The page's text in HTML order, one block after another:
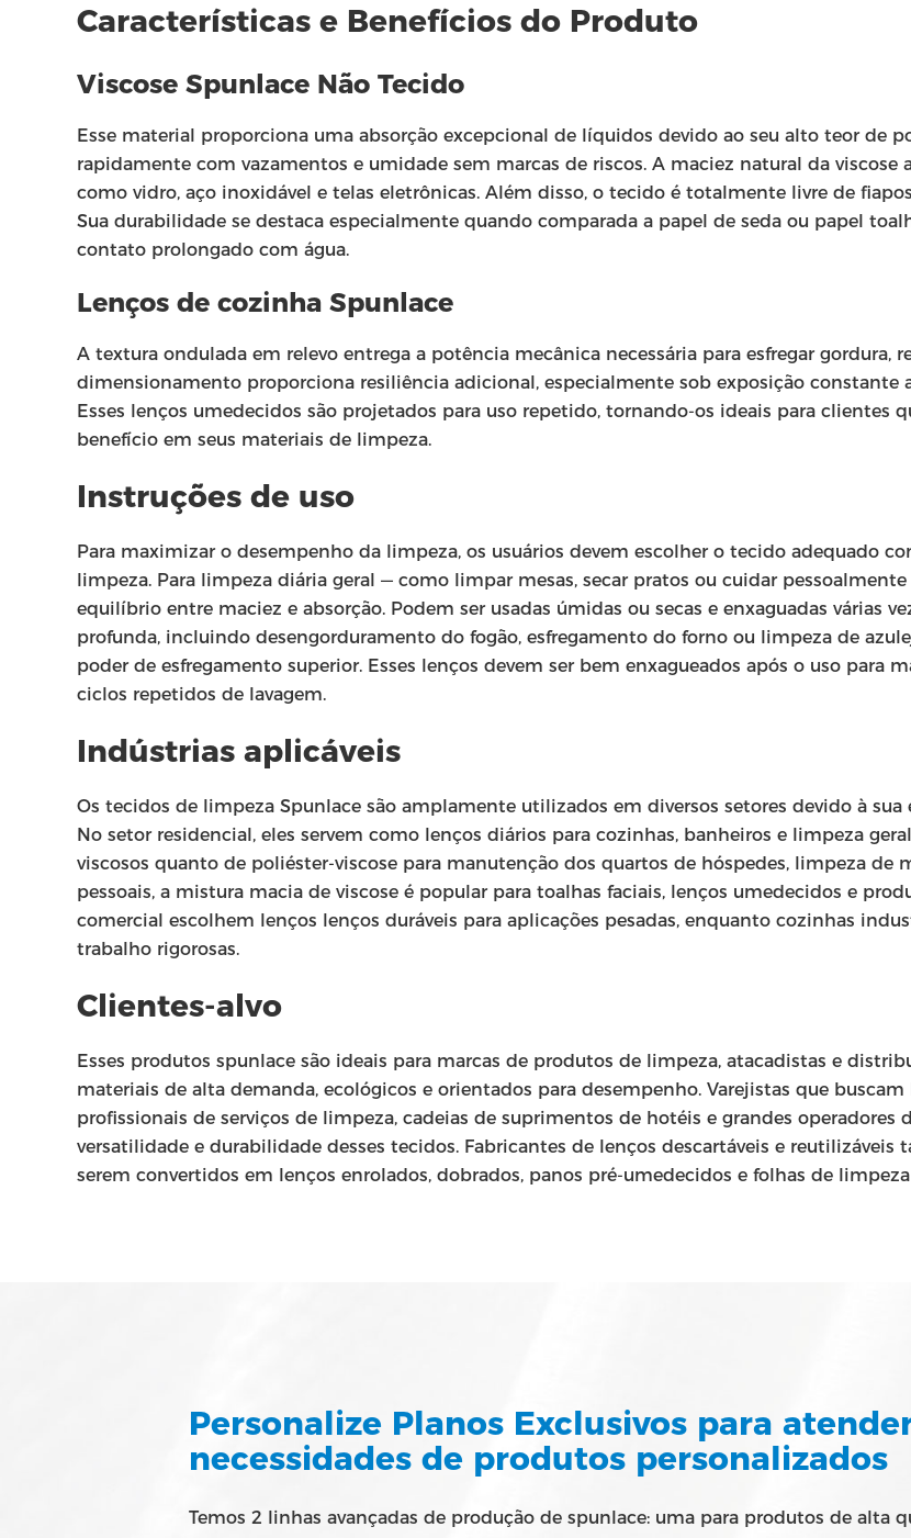
Características e Benefícios do Produto
Viscose Spunlace Não Tecido
Esse material proporciona uma absorção excepcional de líquidos devido ao seu alto teor de
rapidamente com vazamentos e umidade sem marcas de riscos. A maciez natural da viscose
como vidro, aço inoxidável e telas eletrônicas. Além disso, o tecido é totalmente livre de
Sua durabilidade se destaca especialmente quando comparada a papel de seda ou papel
contato prolongado com água.
Lenços de cozinha Spunlace
A textura ondulada em relevo entrega a potência mecânica necessária para esfregar gordura,
dimensionamento proporciona resiliência adicional, especialmente sob exposição constante
Esses lenços umedecidos são projetados para uso repetido, tornando-os ideais para clientes
benefício em seus materiais de limpeza.
Instruções de uso
Para maximizar o desempenho da limpeza, os usuários devem escolher o tecido adequado
limpeza. Para limpeza diária geral — como limpar mesas, secar pratos ou cuidar
equilíbrio entre maciez e absorção. Podem ser usadas úmidas ou secas e enxaguadas várias
profunda, incluindo desengorduramento do fogão, esfregamento do forno ou limpeza de
poder de esfregamento superior. Esses lenços devem ser bem enxagueados após o uso para
ciclos repetidos de lavagem.
Indústrias aplicáveis
Os tecidos de limpeza Spunlace são amplamente utilizados em diversos setores devido à
No setor residencial, eles servem como lenços diários para cozinhas, banheiros e limpeza
viscosos quanto de poliéster-viscose para manutenção dos quartos de hóspedes, limpeza de
pessoais, a mistura macia de viscose é popular para toalhas faciais, lenços umedecidos e
comercial escolhem lenços lenços duráveis para aplicações pesadas, enquanto cozinhas
trabalho rigorosas.
Clientes-alvo
Esses produtos spunlace são ideais para marcas de produtos de limpeza, atacadistas e
materiais de alta demanda, ecológicos e orientados para desempenho. Varejistas que
profissionais de serviços de limpeza, cadeias de suprimentos de hotéis e grandes operadores
versatilidade e durabilidade desses tecidos. Fabricantes de lenços descartáveis e
serem convertidos em lenços enrolados, dobrados, panos pré-umedecidos e folhas de
Personalize Planos Exclusivos para
necessidades de produtos personalizados
Temos 2 linhas avançadas de produção de spunlace: uma para produtos de alta